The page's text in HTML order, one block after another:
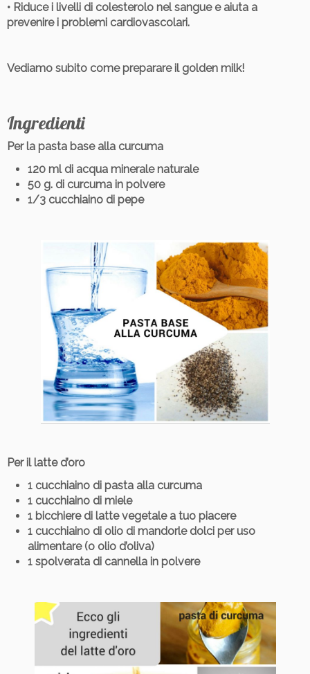
• Riduce i livelli di colesterolo nel sangue e aiuta a
prevenire i problemi cardiovascolari.
Vediamo subito come preparare il golden milk!
Ingredienti
Per la pasta base alla curcuma
120 ml di acqua minerale naturale
50 g. di curcuma in polvere
1/3 cucchiaino di pepe
Per il latte d’oro
1 cucchiaino di pasta alla curcuma
1 cucchiaino di miele
1 bicchiere di latte vegetale a tuo piacere
1 cucchiaino di olio di mandorle dolci per uso
alimentare (o olio d’oliva)
1 spolverata di cannella in polvere